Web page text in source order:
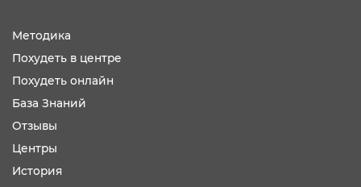
Методика
Похудеть в центре
Похудеть онлайн
База Знаний
Отзывы
Центры
История